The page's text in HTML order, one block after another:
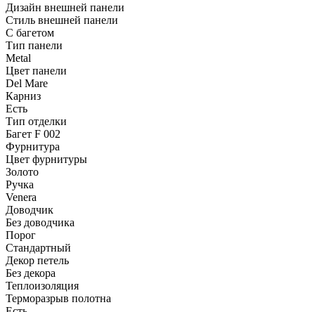
Дизайн внешней панели
Стиль внешней панели
С багетом
Тип панели
Metal
Цвет панели
Del Mare
Карниз
Есть
Тип отделки
Багет F 002
Фурнитура
Цвет фурнитуры
Золото
Ручка
Venera
Доводчик
Без доводчика
Порог
Стандартный
Декор петель
Без декора
Теплоизоляция
Терморазрыв полотна